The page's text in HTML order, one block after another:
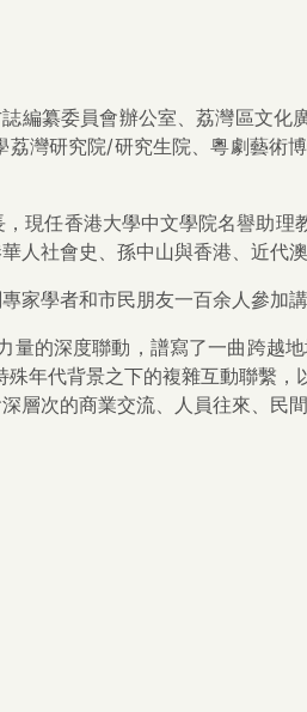
編纂委員會辦公室、荔灣區文化
灣研究院/研究生院、粵劇藝術
現任香港大學中文學院名譽助理
社會史、孫中山與香港、近代
家學者和市民朋友一百余人參加講
的深度聯動，譜寫了一曲跨越
年代背景之下的複雜互動聯繫
層次的商業交流、人員往來、民